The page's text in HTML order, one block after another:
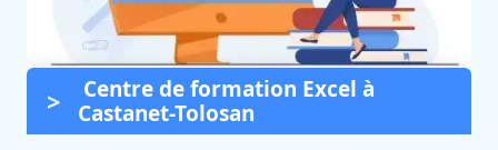
Formation Excel à Castanet-
Tolosan (Haute-Garonne)
Centre de formation Excel à
Castanet-Tolosan